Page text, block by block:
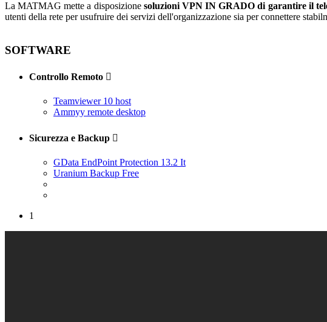
La MATMAG mette a disposizione soluzioni VPN IN GRADO di garantire il
utenti della rete per usufruire dei servizi dell'organizzazione sia per connettere
SOFTWARE
Controllo Remoto 
Teamviewer 10 host
Ammyy remote desktop
Sicurezza e Backup 
GData EndPoint Protection 13.2 It
Uranium Backup Free
1